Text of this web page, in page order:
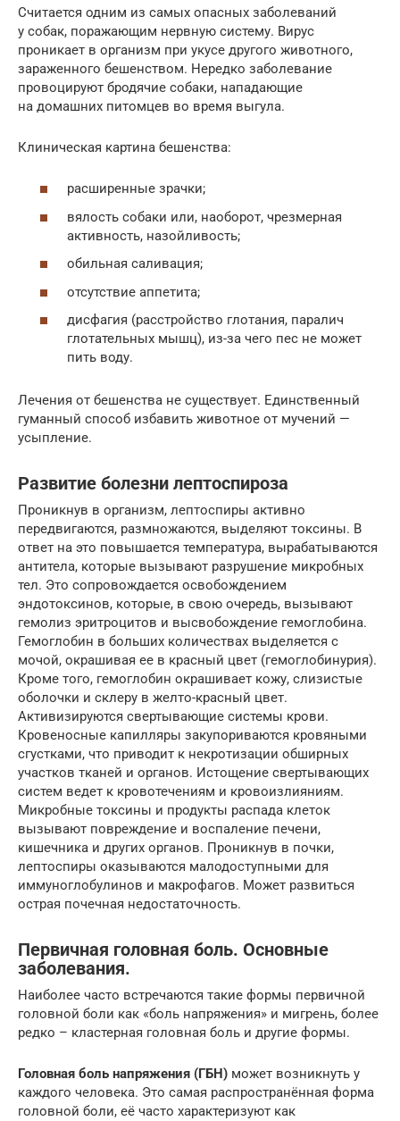
Считается одним из самых опасных заболеваний
у собак, поражающим нервную систему. Вирус
проникает в организм при укусе другого животного,
зараженного бешенством. Нередко заболевание
провоцируют бродячие собаки, нападающие
на домашних питомцев во время выгула.
Клиническая картина бешенства:
расширенные зрачки;
вялость собаки или, наоборот, чрезмерная
активность, назойливость;
обильная саливация;
отсутствие аппетита;
дисфагия (расстройство глотания, паралич
глотательных мышц), из-за чего пес не может
пить воду.
Лечения от бешенства не существует. Единственный
гуманный способ избавить животное от мучений —
усыпление.
Развитие болезни лептоспироза
Проникнув в организм, лептоспиры активно
передвигаются, размножаются, выделяют токсины. В
ответ на это повышается температура, вырабатываются
антитела, которые вызывают разрушение микробных
тел. Это сопровождается освобождением
эндотоксинов, которые, в свою очередь, вызывают
гемолиз эритроцитов и высвобождение гемоглобина.
Гемоглобин в больших количествах выделяется с
мочой, окрашивая ее в красный цвет (гемоглобинурия).
Кроме того, гемоглобин окрашивает кожу, слизистые
оболочки и склеру в желто-красный цвет.
Активизируются свертывающие системы крови.
Кровеносные капилляры закупориваются кровяными
сгустками, что приводит к некротизации обширных
участков тканей и органов. Истощение свертывающих
систем ведет к кровотечениям и кровоизлияниям.
Микробные токсины и продукты распада клеток
вызывают повреждение и воспаление печени,
кишечника и других органов. Проникнув в почки,
лептоспиры оказываются малодоступными для
иммуноглобулинов и макрофагов. Может развиться
острая почечная недостаточность.
Первичная головная боль. Основные
заболевания.
Наиболее часто встречаются такие формы первичной
головной боли как «боль напряжения» и мигрень, более
редко – кластерная головная боль и другие формы.
Головная боль напряжения (ГБН) может возникнуть у
каждого человека. Это самая распространённая форма
головной боли, её часто характеризуют как